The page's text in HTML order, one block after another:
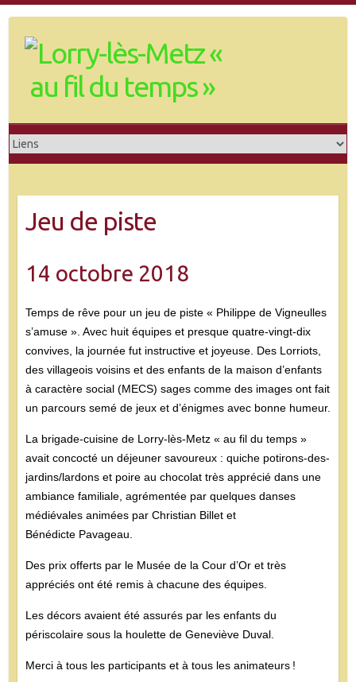
content
Jeu de piste
14 octobre 2018
Temps de rêve pour un jeu de piste « Philippe de Vigneulles
s’amuse ». Avec huit équipes et presque quatre-vingt-dix
convives, la journée fut instructive et joyeuse. Des Lorriots,
des villageois voisins et des enfants de la maison d’enfants
à caractère social (MECS) sages comme des images ont fait
un parcours semé de jeux et d’énigmes avec bonne humeur.
La brigade-cuisine de Lorry-lès-Metz « au fil du temps »
avait concocté un déjeuner savoureux : quiche potirons-des-
jardins/lardons et poire au chocolat très apprécié dans une
ambiance familiale, agrémentée par quelques danses
médiévales animées par Christian Billet et
Bénédicte Pavageau.
Des prix offerts par le Musée de la Cour d’Or et très
appréciés ont été remis à chacune des équipes.
Les décors avaient été assurés par les enfants du
périscolaire sous la houlette de Geneviève Duval.
Merci à tous les participants et à tous les animateurs !